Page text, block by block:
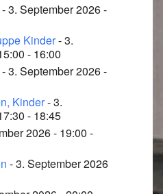
- 3. September 2026 -
Kinder- 3.
- 16:00
- 3. September 2026 -
Kinder- 3.
- 18:45
2026 - 19:00 -
- 3. September 2026